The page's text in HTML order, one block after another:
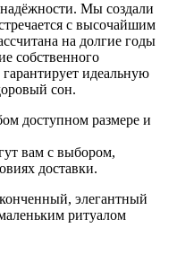
Мы создали
с высочайшим
на долгие годы
собственного
идеальную
сон.
доступном размере и
вам с выбором,
доставки.
элегантный
ритуалом